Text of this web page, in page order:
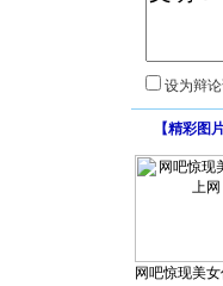
设为辩
【精彩图
网吧惊现美